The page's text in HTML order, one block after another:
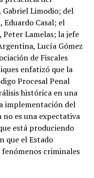
Gabriel Limodio; del
Casal; el
Peter Lamelas; la jefe
Lucía Gómez
de Fiscales
enfatizó que la
Procesal Penal
histórica en una
implementación del
no es una expectativa
está produciendo
que el Estado
criminales